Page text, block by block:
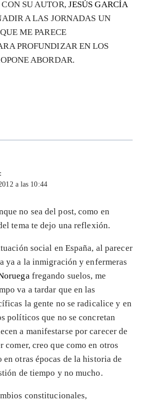
SU AUTOR, JESÚS GARCÍA
A LAS JORNADAS UN
ME PARECE
PROFUNDIZAR EN LOS
ABORDAR.
a las 10:44
no sea del post, como en
tema te dejo una reflexión.
social en España, al parecer
ya a la inmigración y enfermeras
fregando suelos, me
va a tardar que en las
la gente no se radicalice y en
políticos que no se concretan
a manifestarse por carecer de
comer, creo que como en otros
otras épocas de la historia de
de tiempo y no mucho.
constitucionales,